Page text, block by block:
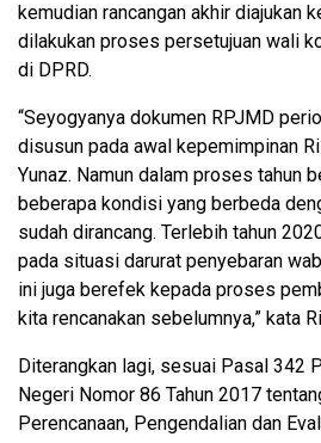
kemudian rancangan akhir diajukan
dilakukan proses persetujuan wali
di DPRD.
“Seyogyanya dokumen RPJMD
disusun pada awal kepemimpinan
Yunaz. Namun dalam proses tahun
beberapa kondisi yang berbeda
sudah dirancang. Terlebih tahun
pada situasi darurat penyebaran
ini juga berefek kepada proses
kita rencanakan sebelumnya,” kata
Diterangkan lagi, sesuai Pasal 342
Negeri Nomor 86 Tahun 2017
Perencanaan, Pengendalian dan